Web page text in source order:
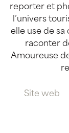
reporter et
l’univers
elle use de
raconter
Amoureuse
Site web